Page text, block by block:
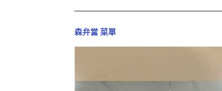
森弁當 菜單